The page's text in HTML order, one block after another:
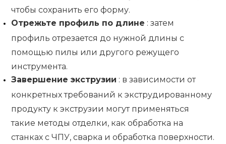
чтобы сохранить его форму.
Отрежьте профиль по длине : затем
профиль отрезается до нужной длины с
помощью пилы или другого режущего
инструмента.
Завершение экструзии : в зависимости от
конкретных требований к экструдированному
продукту к экструзии могут применяться
такие методы отделки, как обработка на
станках с ЧПУ, сварка и обработка поверхности.